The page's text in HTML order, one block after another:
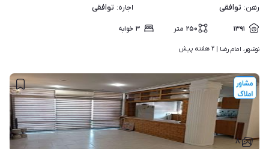
رهن: توافقی اجاره: توافقی
۱۳۹۱ ۲۵۰ متر ۳ خوابه
نوشهر، امام رضا | ۲ هفته پیش
۸